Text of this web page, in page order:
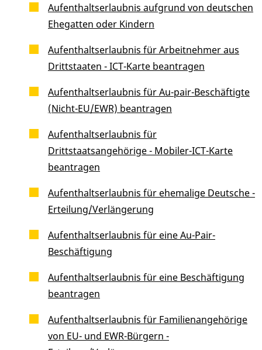
Aufenthaltserlaubnis aufgrund von deutschen
Ehegatten oder Kindern
Aufenthaltserlaubnis für Arbeitnehmer aus
Drittstaaten - ICT-Karte beantragen
Aufenthaltserlaubnis für Au-pair-Beschäftigte
(Nicht-EU/EWR) beantragen
Aufenthaltserlaubnis für
Drittstaatsangehörige - Mobiler-ICT-Karte
beantragen
Aufenthaltserlaubnis für ehemalige Deutsche -
Erteilung/Verlängerung
Aufenthaltserlaubnis für eine Au-Pair-
Beschäftigung
Aufenthaltserlaubnis für eine Beschäftigung
beantragen
Aufenthaltserlaubnis für Familienangehörige
von EU- und EWR-Bürgern -